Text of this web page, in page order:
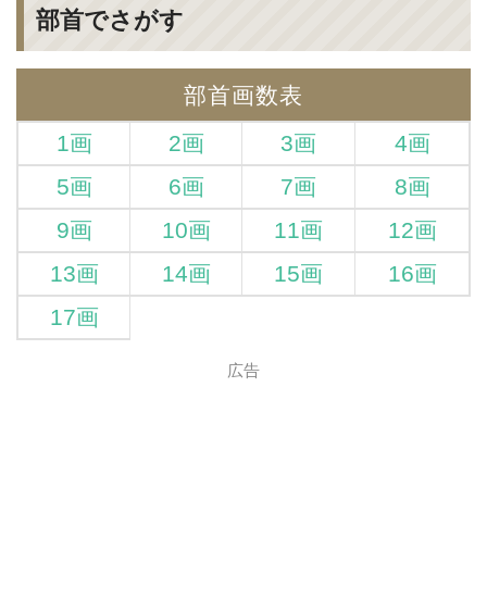
部首でさがす
部首画数表
1画
2画 3画
4画
5画
6画 7画
8画
9画
10画 11画
12画
13画
14画 15画
16画
17画
広告